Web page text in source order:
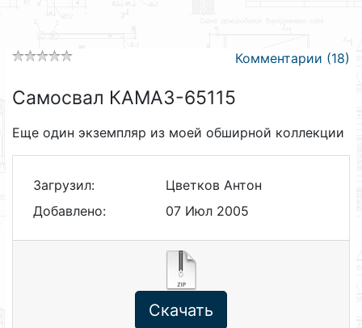
Комментарии (18)
Самосвал КАМАЗ-65115
Еще один экземпляр из моей обширной коллекции
Загрузил:
Цветков Антон
Добавлено:
07 Июл 2005
Скачать